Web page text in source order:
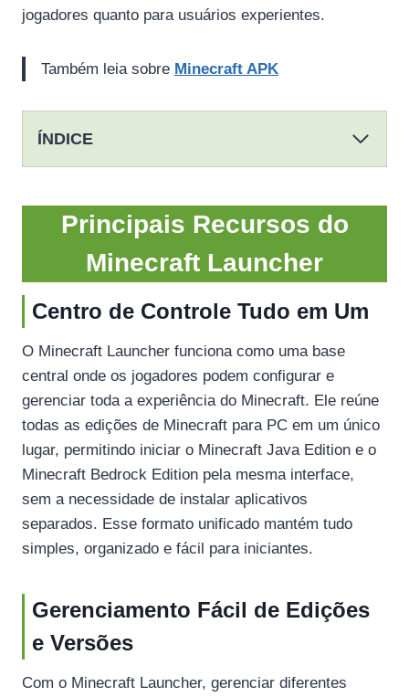
jogadores quanto para usuários experientes.
Também leia sobre Minecraft APK
ÍNDICE
Principais Recursos do
Minecraft Launcher
Centro de Controle Tudo em Um
O Minecraft Launcher funciona como uma base
central onde os jogadores podem configurar e
gerenciar toda a experiência do Minecraft. Ele reúne
todas as edições de Minecraft para PC em um único
lugar, permitindo iniciar o Minecraft Java Edition e o
Minecraft Bedrock Edition pela mesma interface,
sem a necessidade de instalar aplicativos
separados. Esse formato unificado mantém tudo
simples, organizado e fácil para iniciantes.
Gerenciamento Fácil de Edições
e Versões
Com o Minecraft Launcher, gerenciar diferentes